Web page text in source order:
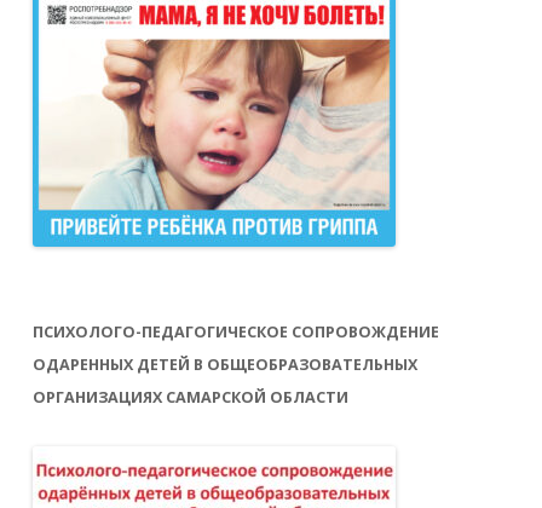
ПСИХОЛОГО-ПЕДАГОГИЧЕСКОЕ СОПРОВОЖДЕНИЕ
ОДАРЕННЫХ ДЕТЕЙ В ОБЩЕОБРАЗОВАТЕЛЬНЫХ
ОРГАНИЗАЦИЯХ САМАРСКОЙ ОБЛАСТИ